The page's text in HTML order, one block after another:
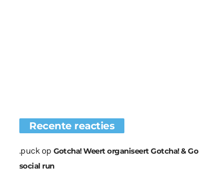
Recente reacties
.puckop Gotcha! Weert organiseert Gotcha! & Go
social run